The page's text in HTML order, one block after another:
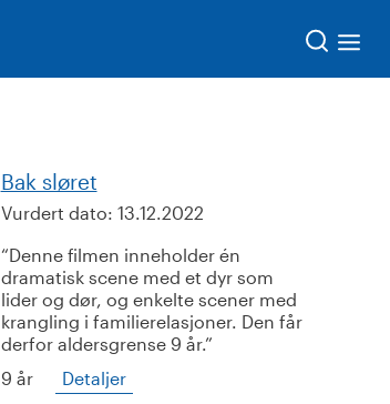
Bak sløret
Vurdert dato: 13.12.2022
Denne filmen inneholder én
dramatisk scene med et dyr som
lider og dør, og enkelte scener med
krangling i familierelasjoner. Den får
derfor aldersgrense 9 år.
9 år
Detaljer